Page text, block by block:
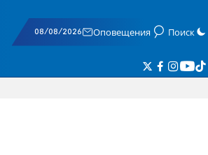
08/08/2026 Оповещения Поиск